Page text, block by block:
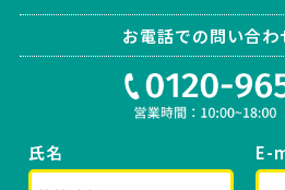
お電話での問い合わ
氏名 E-
総額予算 相談して決めたい
[ご要望] 見積もり希望 カタログ・価格表
い製造品目] その他 [具体的な依頼・相談
浴で使用することを目的とした、オリジ
ケット」を開発したいと考えています。
【名入れリュックサ